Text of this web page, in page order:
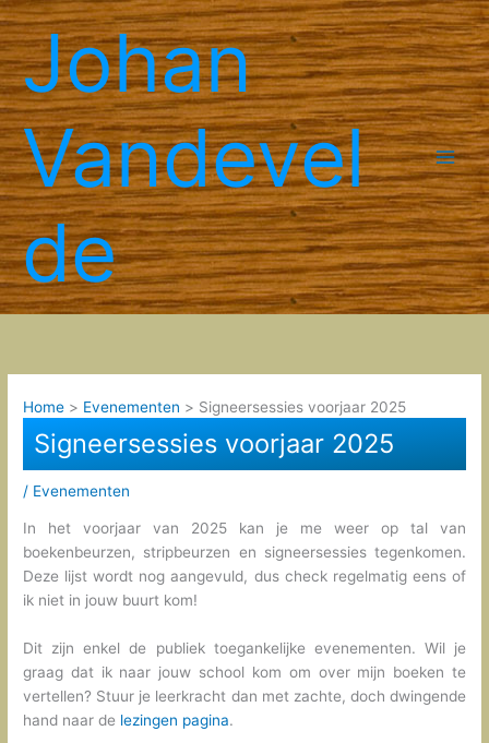
Spring
naar
de
inhoudJohan
Vandevel
de
Home Evenementen Signeersessies voorjaar 2025
Signeersessies voorjaar 2025
/ Evenementen
In het voorjaar van 2025 kan je me weer op tal van
boekenbeurzen, stripbeurzen en signeersessies tegenkomen.
Deze lijst wordt nog aangevuld, dus check regelmatig eens of
ik niet in jouw buurt kom!
Dit zijn enkel de publiek toegankelijke evenementen. Wil je
graag dat ik naar jouw school kom om over mijn boeken te
vertellen? Stuur je leerkracht dan met zachte, doch dwingende
hand naar de lezingen pagina.